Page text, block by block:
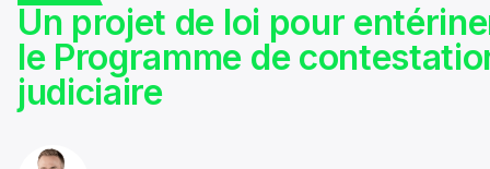
Un projet de loi pour
le Programme de
judiciaire